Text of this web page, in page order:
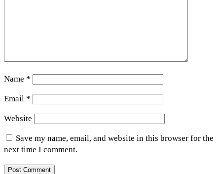
Name *
Email *
Website
Save my name, email, and website in this browser for the
next time I comment.